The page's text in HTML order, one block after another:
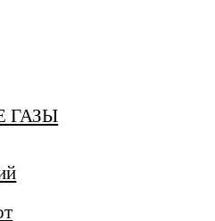
ГАЗЫ